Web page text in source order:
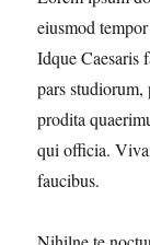
eiusmod
Idque Caesaris
pars
prodita
qui officia.
faucibus.